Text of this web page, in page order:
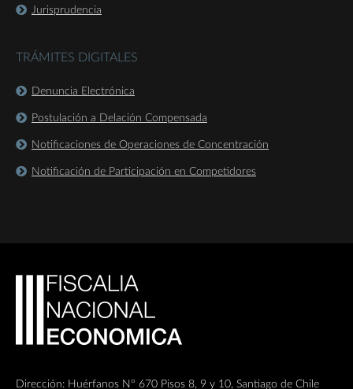
Jurisprudencia
TRÁMITES DIGITALES
Denuncia Electrónica
Postulación a Delación Compensada
Notificaciones de Operaciones de Concentración
Notificación de Participación en Competidores
Dirección: Huérfanos Nº 670 Pisos 8, 9 y 10, Santiago de Chile